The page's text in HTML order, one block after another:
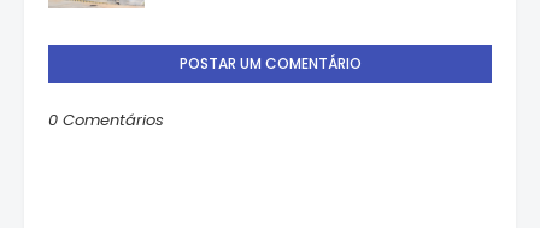
POSTAR UM COMENTÁRIO
0 Comentários